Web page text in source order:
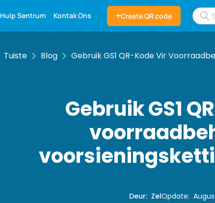
Hulp Sentrum Kontak Ons Create QR code
Tuiste Blog Gebruik GS1 QR-Kode Vir
Gebruik GS1
Deur: ZelOpdate: